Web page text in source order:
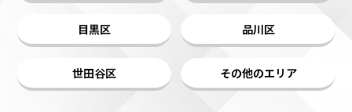
目黒区 品川区
世田谷区 その他のエリア